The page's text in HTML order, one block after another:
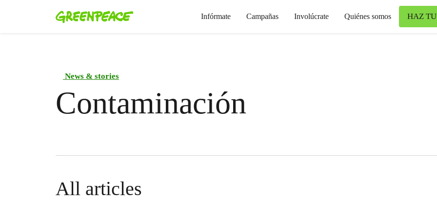
Infórmate Campañas Involúcrate Quiénes somos HAZ
News & stories
Contaminación
All articles